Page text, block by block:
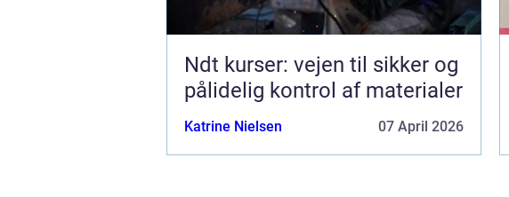
Ndt kurser: vejen til sikker og
pålidelig kontrol af materialer
Katrine Nielsen 07 April 2026